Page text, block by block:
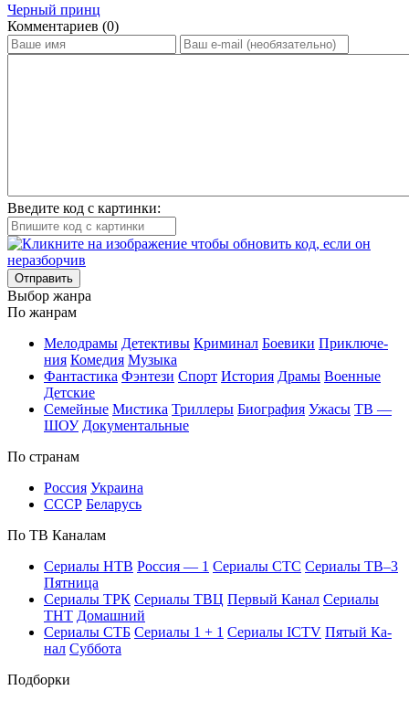
Черный принц
Ком­мен­та­ри­ев (0)
Введите код с картинки:
Отправить
Вы­бор жан­ра
По жан­рам
Ме­ло­дра­мы Де­тек­ти­вы Кри­ми­нал Бое­ви­ки При­клю­че­
ния Ко­ме­дия Му­зы­ка
Фан­та­сти­ка Фэн­те­зи Спорт Ис­то­рия Дра­мы Во­ен­ные
Дет­ские
Се­мей­ные Мис­ти­ка Трил­ле­ры Био­гра­фия Ужа­сы ТВ —
ШОУ До­ку­мен­таль­ные
По стра­нам
Рос­сия Ук­раи­на
СССР Бе­ла­русь
По ТВ Ка­на­лам
Се­риа­лы НТВ Рос­сия — 1 Се­риа­лы СТС Се­риа­лы ТВ–3
Пят­ни­ца
Се­риа­лы ТРК Се­риа­лы ТВЦ Пер­вый Ка­нал Се­риа­лы
ТНТ До­маш­ний
Се­риа­лы СТБ Се­риа­лы 1 + 1 Се­риа­лы ICTV Пя­тый Ка­
нал Суб­бо­та
Подборки